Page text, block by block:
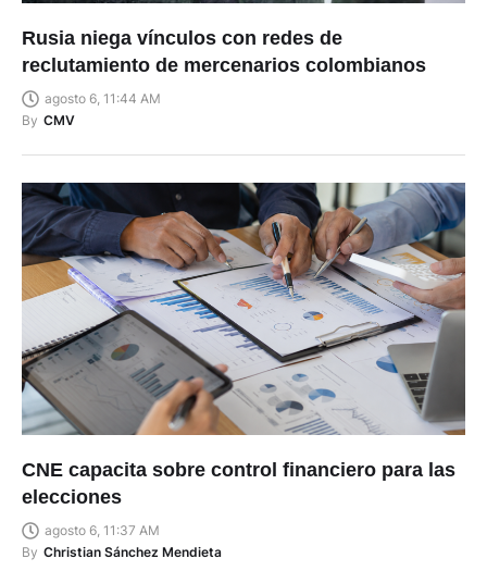
Rusia niega vínculos con redes de
reclutamiento de mercenarios colombianos
agosto 6, 11:44 AM
By CMV
CNE capacita sobre control financiero para las
elecciones
agosto 6, 11:37 AM
By Christian Sánchez Mendieta